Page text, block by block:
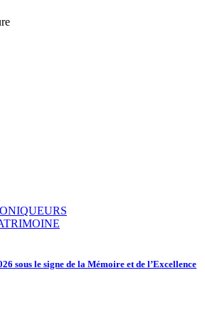
sous le signe de la Mémoire et de l’Excellence